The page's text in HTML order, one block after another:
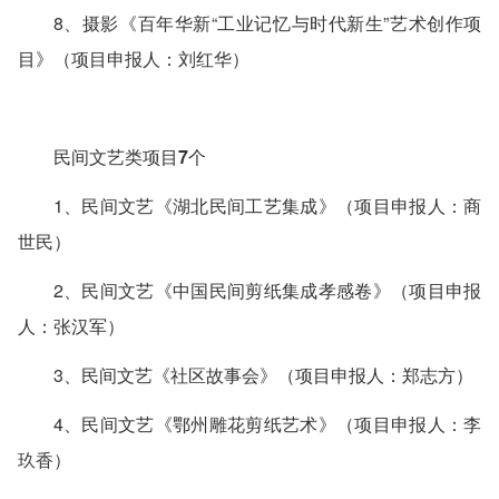
8、摄影《百年华新“工业记忆与时代新生”艺术创作项
目》（项目申报人：刘红华）
民间文艺类项目7个
1、民间文艺《湖北民间工艺集成》（项目申报人：商
世民）
2、民间文艺《中国民间剪纸集成孝感卷》（项目申报
人：张汉军）
3、民间文艺《社区故事会》（项目申报人：郑志方）
4、民间文艺《鄂州雕花剪纸艺术》（项目申报人：李
玖香）